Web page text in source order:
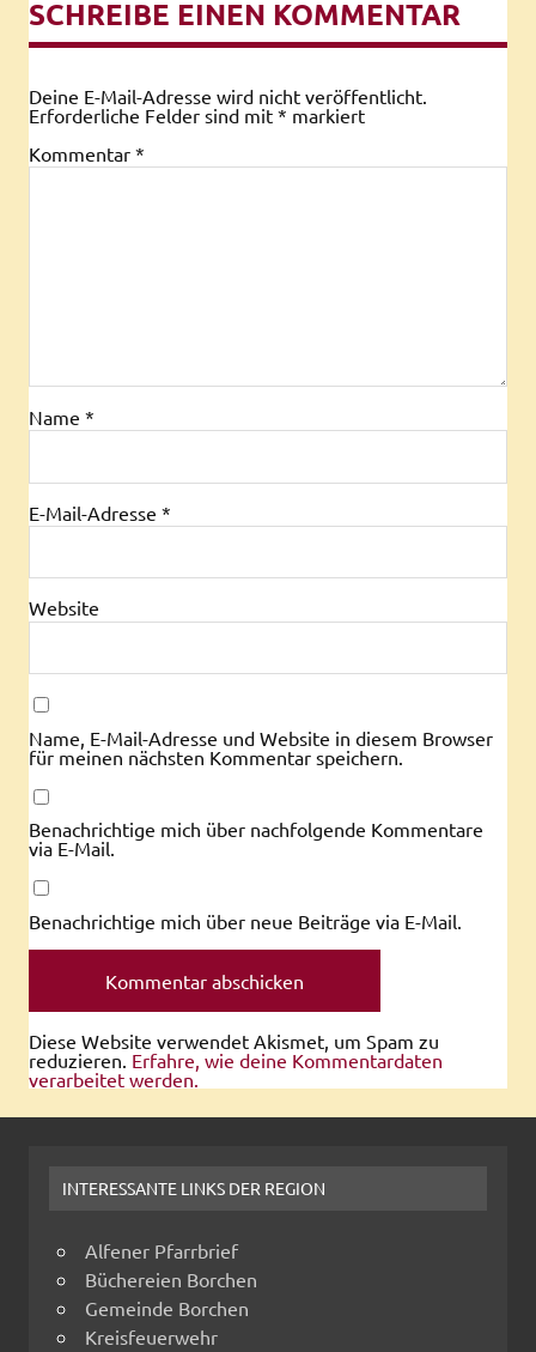
SCHREIBE EINEN KOMMENTAR
Deine E-Mail-Adresse wird nicht veröffentlicht.
Erforderliche Felder sind mit * markiert
Kommentar *
Name *
E-Mail-Adresse *
Website
Name, E-Mail-Adresse und Website in diesem Browser
für meinen nächsten Kommentar speichern.
Benachrichtige mich über nachfolgende Kommentare
via E-Mail.
Benachrichtige mich über neue Beiträge via E-Mail.
Diese Website verwendet Akismet, um Spam zu
reduzieren. Erfahre, wie deine Kommentardaten
verarbeitet werden.
INTERESSANTE LINKS DER REGION
Alfener Pfarrbrief
Büchereien Borchen
Gemeinde Borchen
Kreisfeuerwehr